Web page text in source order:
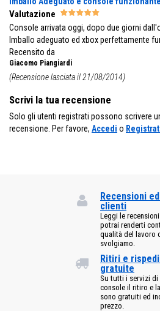
Valutazione
Console arrivata oggi, dopo due giorni
Imballo adeguato ed xbox perfettamente
Recensito da
Giacomo Piangiardi
(Recensione lasciata il 21/08/2014)
Scrivi la tua recensione
Solo gli utenti registrati possono scrivere
recensione. Per favore, Accedi o
Recensioni
clienti
Leggi le
potrai renderti
qualità del lavoro
svolgiamo.
Ritiri e
gratuite
Su tutti i servizi di
console il ritiro e
sono gratuiti ed
prezzo.